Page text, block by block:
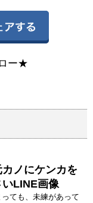
ー★
ノにケンカを
LINE画像
ても、未練があって